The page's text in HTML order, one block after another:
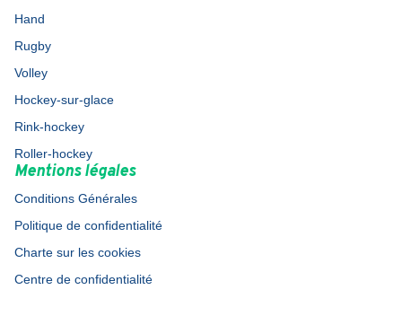
Hand
Rugby
Volley
Hockey-sur-glace
Rink-hockey
Roller-hockey
Mentions légales
Conditions Générales
Politique de confidentialité
Charte sur les cookies
Centre de confidentialité